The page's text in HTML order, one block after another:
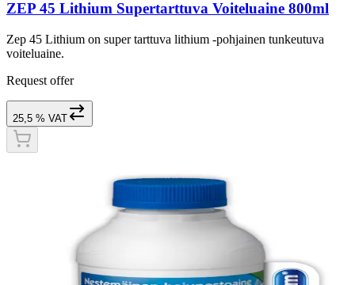
ZEP 45 Lithium Supertarttuva Voiteluaine 800ml
Zep 45 Lithium on super tarttuva lithium -pohjainen tunkeutuva
voiteluaine.
Request offer
25,5 % VAT